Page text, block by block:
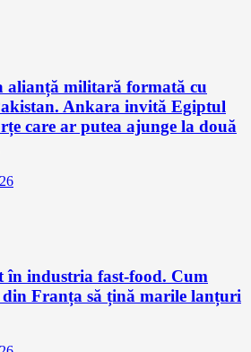
alianță militară formată cu
Ankara invită Egiptul
care ar putea ajunge la două
în industria fast-food. Cum
Franța să țină marile lanțuri